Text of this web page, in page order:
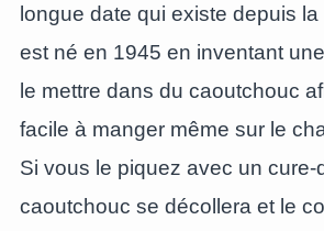
longue date qui existe depuis
est né en 1945 en inventant
le mettre dans du caoutchouc
facile à manger même sur le
Si vous le piquez avec un cure-
caoutchouc se décollera et le